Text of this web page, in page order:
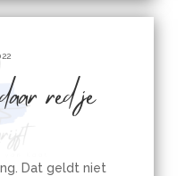
red je
Dat geldt niet